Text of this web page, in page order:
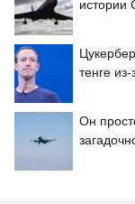
истории
тенге
Он